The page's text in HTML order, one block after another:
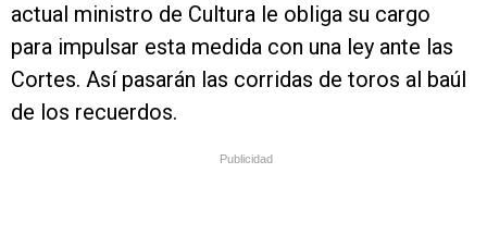
actual ministro de Cultura le obliga su cargo
para impulsar esta medida con una ley ante las
Cortes. Así pasarán las corridas de toros al baúl
de los recuerdos.
Publicidad